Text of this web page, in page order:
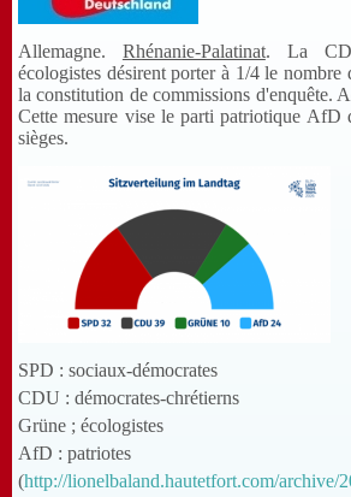
Allemagne. Rhénanie-Palatinat. La
écologistes désirent porter à 1/4 le nombre
la constitution de commissions d'enquête.
Cette mesure vise le parti patriotique AfD
sièges.
SPD : sociaux-démocrates
CDU : démocrates-chrétierns
Grüne ; écologistes
AfD : patriotes
(http://lionelbaland.hautetfort.com/archive/